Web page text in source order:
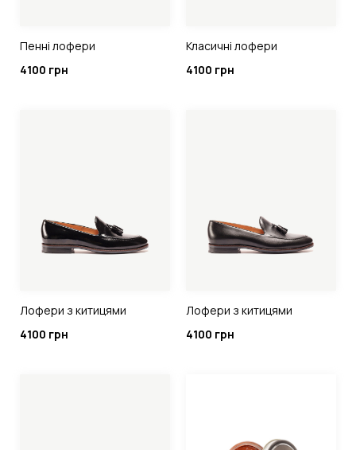
Пенні лофери
4100 грн
Класичні лофери
4100 грн
Лофери з китицями
4100 грн
Лофери з китицями
4100 грн